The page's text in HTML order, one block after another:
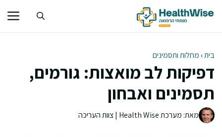
לתוכן
בית› מחלות ותסמינים
דפיקות לב מואצות: גורמים,
תסמינים ואבחון
מאת: מערכת Health Wise | צוות העריכה